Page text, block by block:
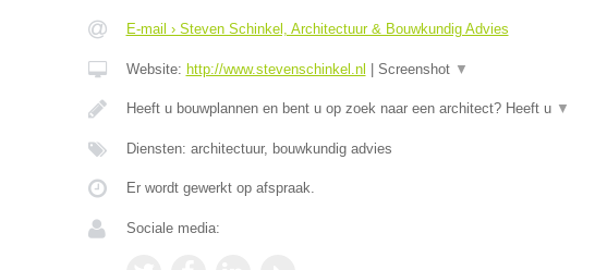
E-mail › Steven Schinkel, Architectuur & Bouwkundig Advies
Website: http://www.stevenschinkel.nl Screenshot ▼
Heeft u bouwplannen en bent u op zoek naar een architect? Heeft u ▼
Diensten: architectuur, bouwkundig advies
Er wordt gewerkt op afspraak.
Sociale media: